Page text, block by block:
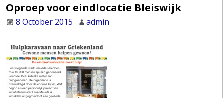
Oproep voor eindlocatie Bleiswijk
8 October 2015 admin